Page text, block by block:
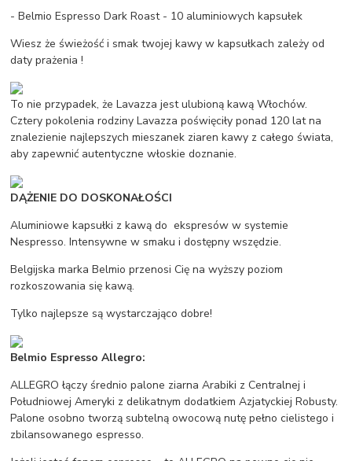
- Belmio Espresso Dark Roast - 10 aluminiowych kapsułek
Wiesz że świeżość i smak twojej kawy w kapsułkach zależy od
daty prażenia !
To nie przypadek, że Lavazza jest ulubioną kawą Włochów.
Cztery pokolenia rodziny Lavazza poświęciły ponad 120 lat na
znalezienie najlepszych mieszanek ziaren kawy z całego świata,
aby zapewnić autentyczne włoskie doznanie.
DĄŻENIE DO DOSKONAŁOŚCI
Aluminiowe kapsułki z kawą do ekspresów w systemie
Nespresso. Intensywne w smaku i dostępny wszędzie.
Belgijska marka Belmio przenosi Cię na wyższy poziom
rozkoszowania się kawą.
Tylko najlepsze są wystarczająco dobre!
Belmio Espresso Allegro:
ALLEGRO łączy średnio palone ziarna Arabiki z Centralnej i
Południowej Ameryki z delikatnym dodatkiem Azjatyckiej Robusty.
Palone osobno tworzą subtelną owocową nutę pełno cielistego i
zbilansowanego espresso.